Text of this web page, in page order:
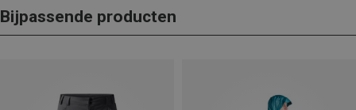
Bijpassende producten